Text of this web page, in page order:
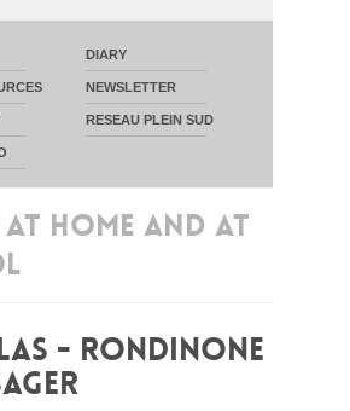
DIARY
NEWSLETTER
RESEAU PLEIN SUD
HOME AND AT
- RONDINONE